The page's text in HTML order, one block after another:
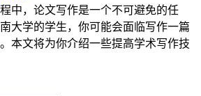
中，论文写作是一个不可避免的任
大学的学生，你可能会面临写作一篇
本文将为你介绍一些提高学术写作技